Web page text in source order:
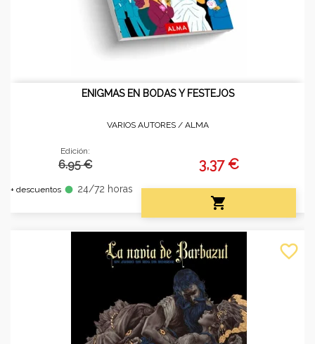
ENIGMAS EN BODAS Y FESTEJOS
VARIOS AUTORES / ALMA
Edición:
6.95 €
+ descuentos fiber_manual_record 24/72 horas
3,37 €

favorite_border